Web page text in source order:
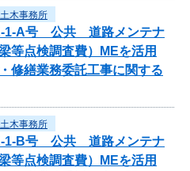
木事務所
1-A号 公共 道路メンテナ
等点検調査費）MEを活用
修繕業務委託工事に関する
木事務所
1-B号 公共 道路メンテナ
等点検調査費）MEを活用